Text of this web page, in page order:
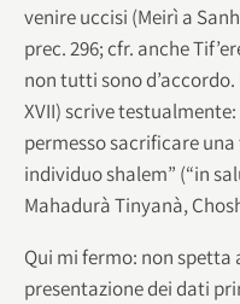
venire uccisi (Meirì a
prec. 296; cfr. anche
non tutti sono d’accordo.
XVII) scrive
permesso sacrificare
individuo shalem” (“in
Mahadurà Tinyanà,
Qui mi fermo: non spetta
presentazione dei dati